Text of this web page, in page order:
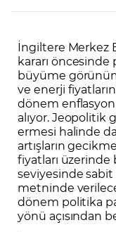
İngiltere Merkez
kararı öncesinde
büyüme
ve enerji
dönem
alıyor. Jeopolitik
ermesi halinde
artışların
fiyatları üzerinde
seviyesinde sabit
metninde
dönem politika
yönü açısından